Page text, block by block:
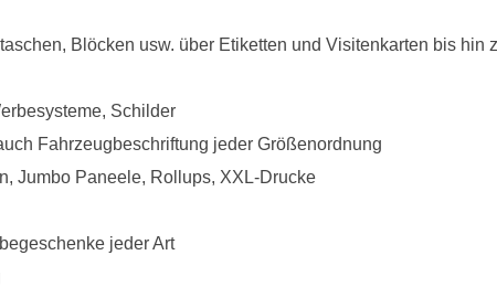
Blöcken usw. über Etiketten und Visitenkarten bis hin
Schilder
Fahrzeugbeschriftung jeder Größenordnung
Jumbo Paneele, Rollups, XXL-Drucke
jeder Art